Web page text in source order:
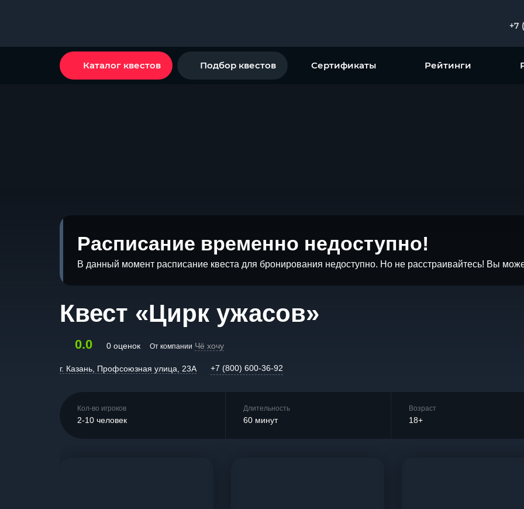
+7
Каталог квестов Подбор квестов Сертификаты Рейтинги
Расписание временно недоступно!
В данный момент расписание квеста для бронирования недоступно. Но не расстраивайтесь! Вы
Квест «Цирк ужасов»
0.0 0 оценок От компании Чё хочу
г. Казань, Профсоюзная улица, 23А +7 (800) 600-36-92
Кол-во игроков
2-10 человек
Длительность
60 минут
Возраст
18+